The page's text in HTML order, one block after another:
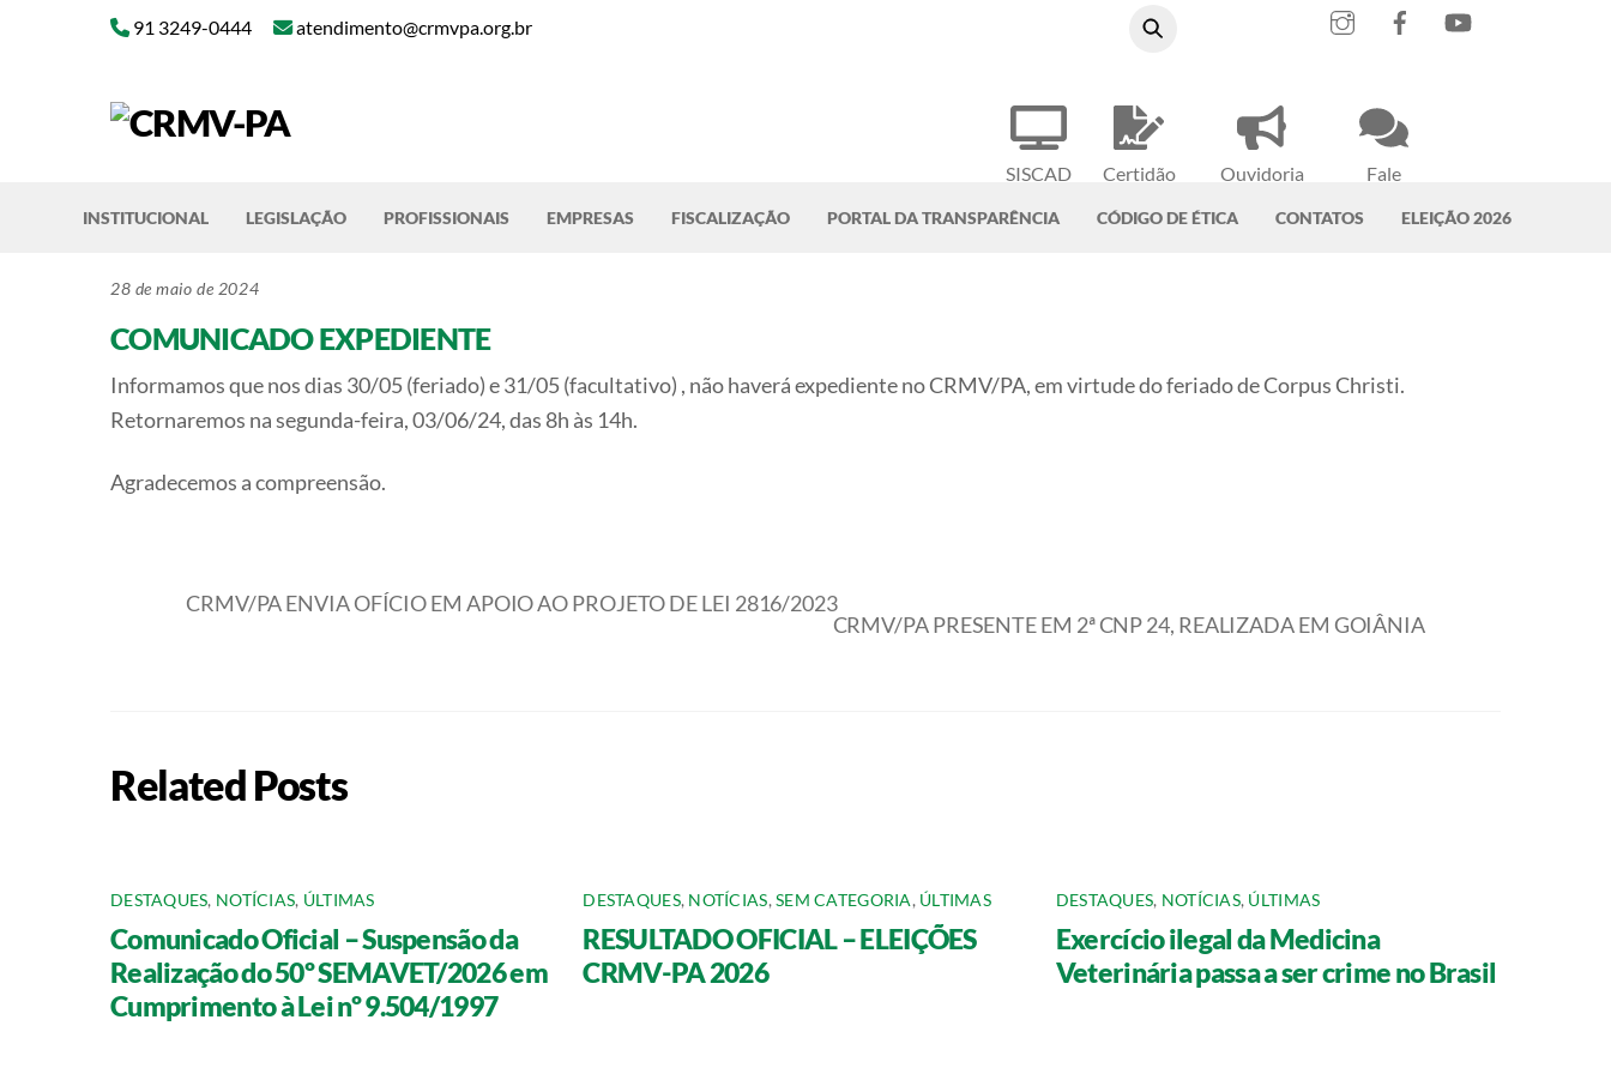
SISCAD
Certidão
Ouvidoria
Fale
91 3249-0444 atendimento@crmvpa.org.br
InstagramFacebook
INSTITUCIONAL LEGISLAÇÃO PROFISSIONAIS EMPRESAS FISCALIZAÇÃO PORTAL DA TRANSPARÊNCIA CÓDIGO DE ÉTICA CONTATOS ELEIÇÃO 2026
28 de maio de 2024
COMUNICADO EXPEDIENTE
Informamos que nos dias 30/05 (feriado) e 31/05 (facultativo) , não haverá expediente no CRMV/PA, em virtude do feriado de Corpus Christi.
Retornaremos na segunda-feira, 03/06/24, das 8h às 14h.
Agradecemos a compreensão.
CRMV/PA ENVIA OFÍCIO EM APOIO AO PROJETO DE LEI 2816/2023
CRMV/PA PRESENTE EM 2ª CNP 24, REALIZADA EM GOIÂNIA
Related Posts
DESTAQUES, NOTÍCIAS, ÚLTIMAS
Comunicado Oficial – Suspensão da
Realização do 50º SEMAVET/2026 em
Cumprimento à Lei nº 9.504/1997
DESTAQUES, NOTÍCIAS,SEM CATEGORIA, ÚLTIMAS
RESULTADO OFICIAL – ELEIÇÕES
CRMV-PA 2026
DESTAQUES, NOTÍCIAS, ÚLTIMAS
Exercício ilegal da Medicina
Veterinária passa a ser crime no Brasil